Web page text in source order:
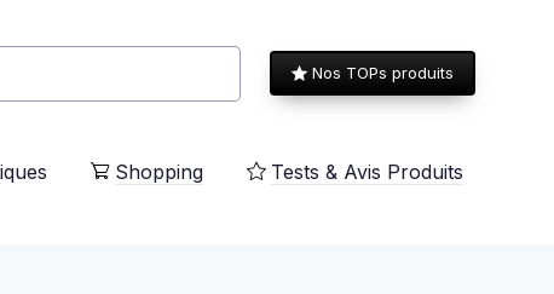
Nos TOPs produits
Shopping Tests & Avis Produits